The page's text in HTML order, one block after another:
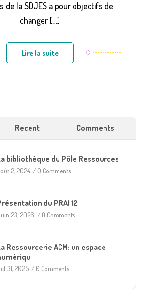
de la SDJES a pour objectifs de
changer […]
Lire la suite
Recent Comments
bibliothèque du Pôle Ressources
2, 2024 / 0 Comments
du PRAI 12
23, 2026 / 0 Comments
Ressourcerie ACM: un espace
31, 2025 / 0 Comments